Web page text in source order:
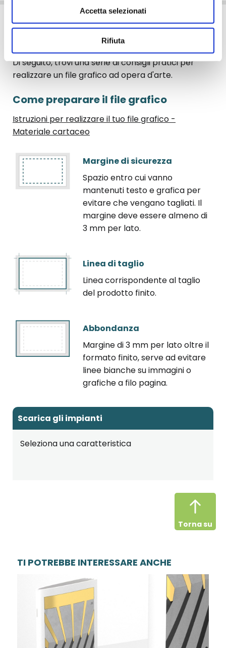
Accetta selezionati
Rifiuta
Di seguito, trovi una serie di consigli pratici per
realizzare un file grafico ad opera d'arte.
Come preparare il file grafico
Istruzioni per realizzare il tuo file grafico -
Materiale cartaceo
Margine di sicurezza
Spazio entro cui vanno
mantenuti testo e grafica per
evitare che vengano tagliati. Il
margine deve essere almeno di
3 mm per lato.
Linea di taglio
Linea corrispondente al taglio
del prodotto finito.
Abbondanza
Margine di 3 mm per lato oltre il
formato finito, serve ad evitare
linee bianche su immagini o
grafiche a filo pagina.
Scarica gli impianti
Seleziona una caratteristica
Torna su
TI POTREBBE INTERESSARE ANCHE